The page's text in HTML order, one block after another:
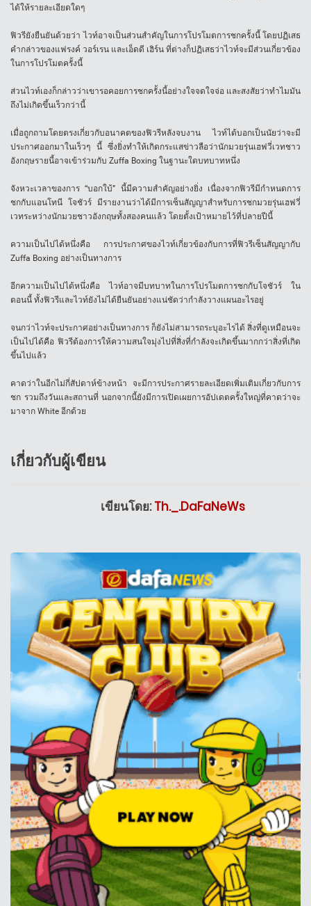
ได้ให้รายละเอียดใดๆ
ฟิวรียังยืนยันด้วยว่า ไวท์อาจเป็นส่วนสำคัญในการโปรโมตการชกครั้งนี้ โดยปฏิเสธ
คำกล่าวของแฟรงค์ วอร์เรน และเอ็ดดี เฮิร์น ที่ต่างก็ปฏิเสธว่าไวท์จะมีส่วนเกี่ยวข้อง
ในการโปรโมตครั้งนี้
ส่วนไวท์เองก็กล่าวว่าเขารอคอยการชกครั้งนี้อย่างใจจดใจจ่อ และสงสัยว่าทำไมมัน
ถึงไม่เกิดขึ้นเร็วกว่านี้
เมื่อถูกถามโดยตรงเกี่ยวกับอนาคตของฟิวรีหลังจบงาน ไวท์ได้บอกเป็นนัยว่าจะมี
ประกาศออกมาในเร็วๆ นี้ ซึ่งยิ่งทำให้เกิดกระแสข่าวลือว่านักมวยรุ่นเฮฟวี่เวทชาว
อังกฤษรายนี้อาจเข้าร่วมกับ Zuffa Boxing ในฐานะใดบทบาทหนึ่ง
จังหวะเวลาของการ “บอกใบ้” นี้มีความสำคัญอย่างยิ่ง เนื่องจากฟิวรีมีกำหนดการ
ชกกับแอนโทนี โจชัวร์ มีรายงานว่าได้มีการเซ็นสัญญาสำหรับการชกมวยรุ่นเฮฟวี่
เวทระหว่างนักมวยชาวอังกฤษทั้งสองคนแล้ว โดยตั้งเป้าหมายไว้ที่ปลายปีนี้
ความเป็นไปได้หนึ่งคือ การประกาศของไวท์เกี่ยวข้องกับการที่ฟิวรีเซ็นสัญญากับ
Zuffa Boxing อย่างเป็นทางการ
อีกความเป็นไปได้หนึ่งคือ ไวท์อาจมีบทบาทในการโปรโมตการชกกับโจชัวร์ ใน
ตอนนี้ ทั้งฟิวรีและไวท์ยังไม่ได้ยืนยันอย่างแน่ชัดว่ากำลังวางแผนอะไรอยู่
จนกว่าไวท์จะประกาศอย่างเป็นทางการ ก็ยังไม่สามารถระบุอะไรได้ สิ่งที่ดูเหมือนจะ
เป็นไปได้คือ ฟิวรีต้องการให้ความสนใจมุ่งไปที่สิ่งที่กำลังจะเกิดขึ้นมากกว่าสิ่งที่เกิด
ขึ้นไปแล้ว
คาดว่าในอีกไม่กี่สัปดาห์ข้างหน้า จะมีการประกาศรายละเอียดเพิ่มเติมเกี่ยวกับการ
ชก รวมถึงวันและสถานที่ นอกจากนี้ยังมีการเปิดเผยการอัปเดตครั้งใหญ่ที่คาดว่าจะ
มาจาก White อีกด้วย
เกี่ยวกับผู้เขียน
เขียนโดย:Th._.DaFaNeWs